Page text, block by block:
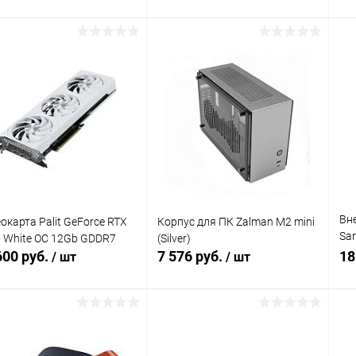
Сравнение
избранное
Купить в 1
Сравнение
В избранное В наличии
Palit GeForce RTX
OC 12Gb GDDR7
руб. / шт
Корпус для ПК Zalman M2 mini
(Silver)
7 576 руб. / шт